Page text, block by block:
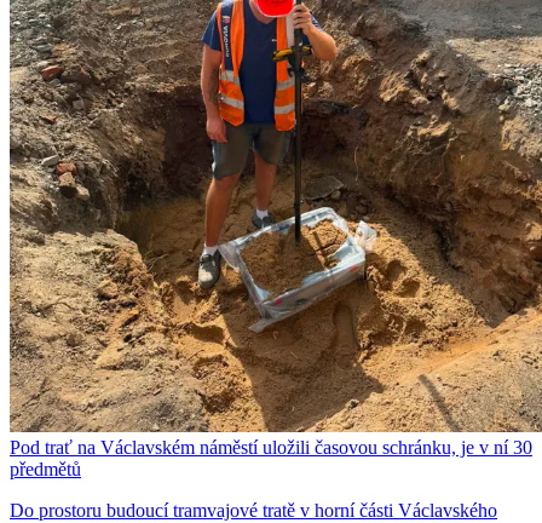
Pod trať na Václavském náměstí uložili časovou schránku, je v ní 30
předmětů
Do prostoru budoucí tramvajové tratě v horní části Václavského